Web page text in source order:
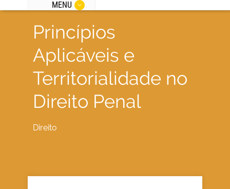
MENU
Princípios
Aplicáveis e
Territorialidade no
Direito Penal
Direito